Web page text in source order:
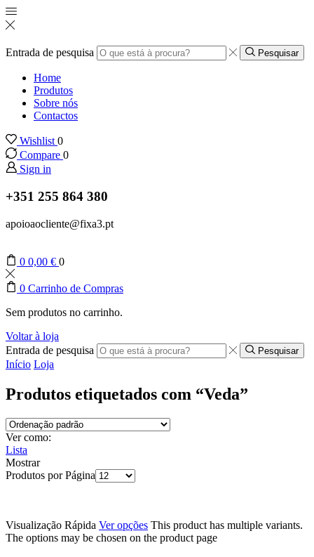
Entrada de pesquisa Pesquisar
Home
Produtos
Sobre nós
Contactos
Wishlist 0
Compare 0
Sign in
+351 255 864 380
apoioaocliente@fixa3.pt
0 0,00 € 0
0 Carrinho de Compras
Sem produtos no carrinho.
Voltar à loja
Entrada de pesquisa
Pesquisar
Início Loja
Produtos etiquetados com “Veda”
Ver como:
Lista
Mostrar
Produtos por Página
Visualização Rápida Ver opções This product has multiple variants.
The options may be chosen on the product page